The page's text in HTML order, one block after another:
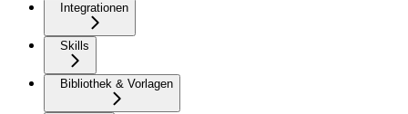
Integrationen
Skills
Bibliothek & Vorlagen